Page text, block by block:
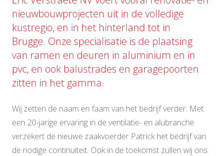
nieuwbouwprojecten uit in de volledige
kustregio, en in het hinterland tot in
Brugge. Onze specialisatie is de plaatsing
van ramen en deuren in aluminium en in
pvc, en ook balustrades en garagepoorten
zitten in het gamma.
Wij zetten de naam en faam van het bedrijf verder. Met
een 20-jarige ervaring in de ventilatie- en alubranche
verzekert de nieuwe zaakvoerder Patrick het bedrijf van
de nodige continuïteit. Ook in de toekomst zullen wij ons